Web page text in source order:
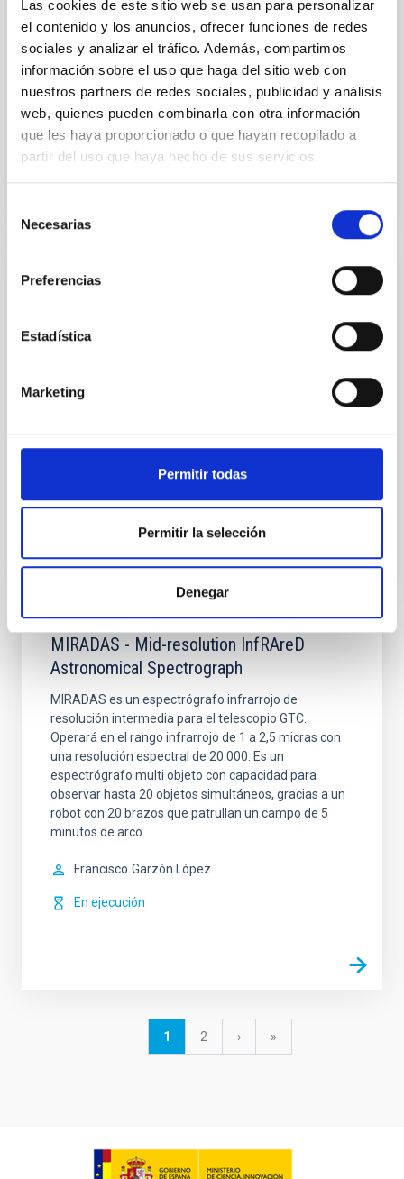
Las cookies de este sitio web se usan para personalizar
el contenido y los anuncios, ofrecer funciones de redes
sociales y analizar el tráfico. Además, compartimos
información sobre el uso que haga del sitio web con
nuestros partners de redes sociales, publicidad y análisis
web, quienes pueden combinarla con otra información
que les haya proporcionado o que hayan recopilado a
partir del uso que haya hecho de sus servicios.
Necesarias
Preferencias
Estadística
Marketing
Permitir todas
Permitir la selección
Denegar
instalará en el Gran Telescopio CANARIAS (GTC), y
que usará el sistema de óptica adaptativa (GTCAO)
para observar con muy alta resolución espacial y
resoluciones espectrales de hasta 30.000.
Almudena Prieto Escudero
Cerrado
NIRPS (Near Infra Red Planet Searcher)
de nueva generación, que usa óptica adaptiva y es
alimentado por un haz de fibras. Es un espectrógrafo
individualmente o en combinación con el instrumento
75000.
González Hernández
En ejecución
MIRADAS - Mid-resolution InfRAreD
Astronomical Spectrograph
MIRADAS es un espectrógrafo infrarrojo de
resolución intermedia para el telescopio GTC.
Operará en el rango infrarrojo de 1 a 2,5 micras con
una resolución espectral de 20.000. Es un
espectrógrafo multi objeto con capacidad para
observar hasta 20 objetos simultáneos, gracias a un
robot con 20 brazos que patrullan un campo de 5
minutos de arco.
Francisco Garzón López
En ejecución
Página
1 Página
2
Siguiente
›
última
»